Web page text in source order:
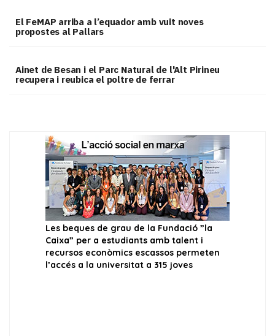
El FeMAP arriba a l’equador amb vuit noves
propostes al Pallars
Ainet de Besan i el Parc Natural de l'Alt Pirineu
recupera i reubica el poltre de ferrar